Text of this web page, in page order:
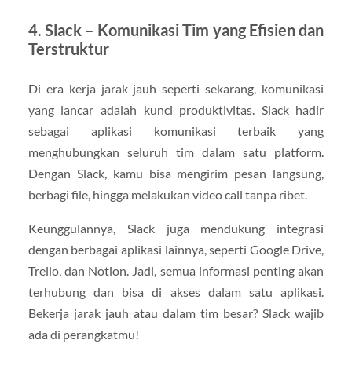
4. Slack – Komunikasi Tim yang Efisien dan
Terstruktur
Di era kerja jarak jauh seperti sekarang, komunikasi
yang lancar adalah kunci produktivitas. Slack hadir
sebagai aplikasi komunikasi terbaik yang
menghubungkan seluruh tim dalam satu platform.
Dengan Slack, kamu bisa mengirim pesan langsung,
berbagi file, hingga melakukan video call tanpa ribet.
Keunggulannya, Slack juga mendukung integrasi
dengan berbagai aplikasi lainnya, seperti Google Drive,
Trello, dan Notion. Jadi, semua informasi penting akan
terhubung dan bisa di akses dalam satu aplikasi.
Bekerja jarak jauh atau dalam tim besar? Slack wajib
ada di perangkatmu!